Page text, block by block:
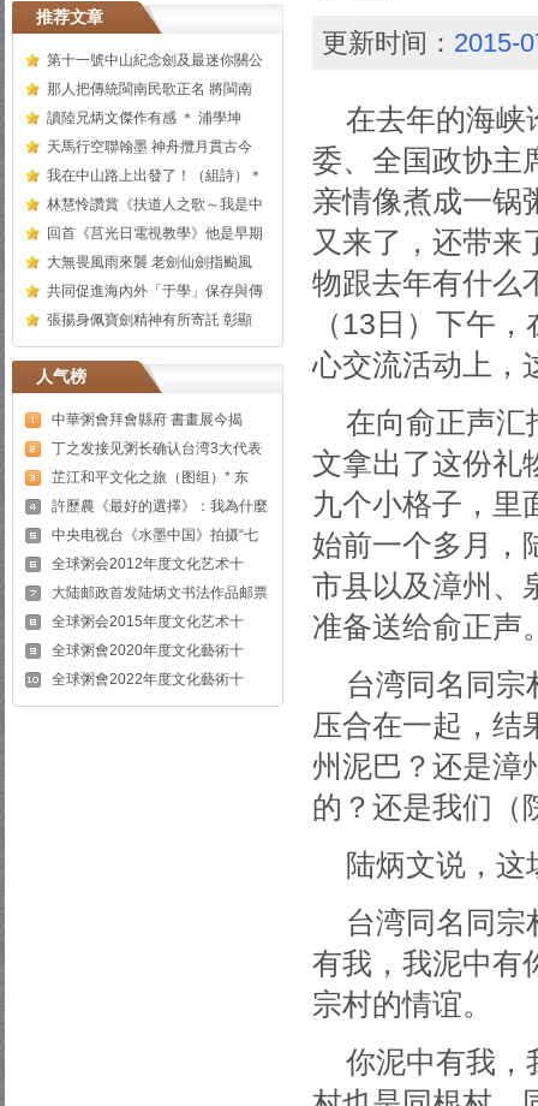
推荐文章
第十一號中山紀念劍及最迷你關公
那人把傳統閩南民歌正名 將閩南
讀陸兄炳文傑作有感 ＊ 浦學坤
天馬行空聯翰墨 神舟攬月貫古今
我在中山路上出發了！（組詩）＊
林慧怜讚賞《扶道人之歌～我是中
回首《莒光日電視教學》他是早期
大無畏風雨來襲 老劍仙劍指颱風
共同促進海內外「于學」保存與傳
張揚身佩寶劍精神有所寄託 彰顯
人气榜
中華粥會拜會縣府 書畫展今揭
丁之发接见粥长确认台湾3大代表
芷江和平文化之旅（图组）* 东
許歷農《最好的選擇》：我為什麼
中央电视台《水墨中国》拍摄“七
全球粥会2012年度文化艺术十
大陆邮政首发陆炳文书法作品邮票
全球粥会2015年度文化艺术十
全球粥會2020年度文化藝術十
全球粥會2022年度文化藝術十
更新时间： 2015-
在去年的海峡
委、全国政协主
亲情像煮成一锅
又来了，还带来
物跟去年有什么
（13日）下午
心交流活动上，
在向俞正声汇
文拿出了这份礼
九个小格子，里
始前一个多月，
市县以及漳州、
准备送给俞正声
台湾同名同宗
压合在一起，结
州泥巴？还是漳
的？还是我们（
陆炳文说，这
台湾同名同宗
有我，我泥中有
宗村的情谊。
你泥中有我，